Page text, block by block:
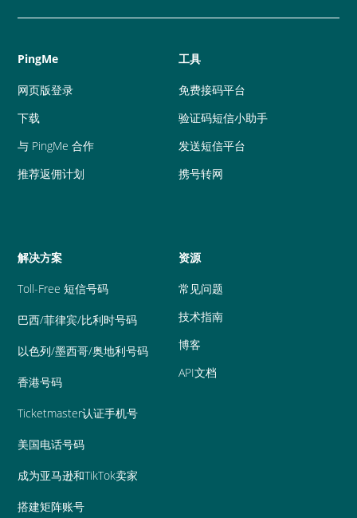
PingMe
网页版登录
下载
与 PingMe 合作
推荐返佣计划
工具
免费接码平台
验证码短信小助手
发送短信平台
携号转网
解决方案
Toll-Free 短信号码
巴西/菲律宾/比利时号码
以色列/墨西哥/奥地利号码
香港号码
Ticketmaster认证手机号
美国电话号码
成为亚马逊和TikTok卖家
搭建矩阵账号
资源
常见问题
技术指南
博客
API文档